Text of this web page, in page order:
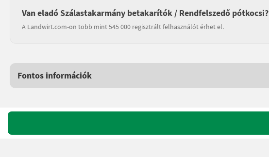
Van eladó Szálastakarmány betakarítók / Rendfelszedő pótkocsi?
A Landwirt.com-on több mint 545 000 regisztrált felhasználót érhet el.
Fontos információk